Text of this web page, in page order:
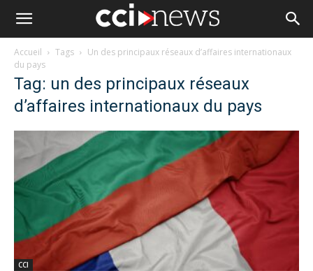
Accueil Tags
Un des principaux réseaux d’affaires internationaux
du pays
Tag: un des principaux réseaux
d’affaires internationaux du pays
CCI